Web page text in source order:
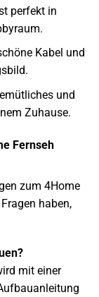
perfekt in
Kabel und
und
Zuhause.
Fernseh
zum 4Home
haben,
mit einer